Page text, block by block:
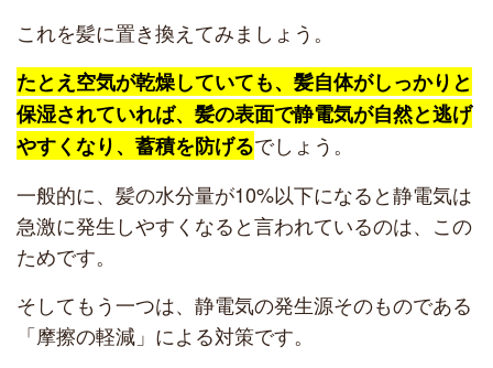
これを髪に置き換えてみましょう。
たとえ空気が乾燥していても、髪自体がしっかりと
保湿されていれば、髪の表面で静電気が自然と逃げ
やすくなり、蓄積を防げるでしょう。
一般的に、髪の水分量が10%以下になると静電気は
急激に発生しやすくなると言われているのは、この
ためです。
そしてもう一つは、静電気の発生源そのものである
「摩擦の軽減」による対策です。